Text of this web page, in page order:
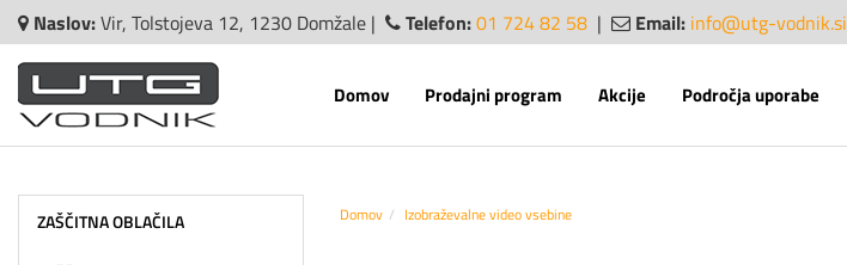
Naslov:Vir, Tolstojeva 12, 1230 Domžale | Telefon:01 724 82 58 | Email: info@utg-vodnik.si
Domov Prodajni program Akcije Področja uporabe
ZAŠČITNA OBLAČILA Domov Izobraževalne video vsebine